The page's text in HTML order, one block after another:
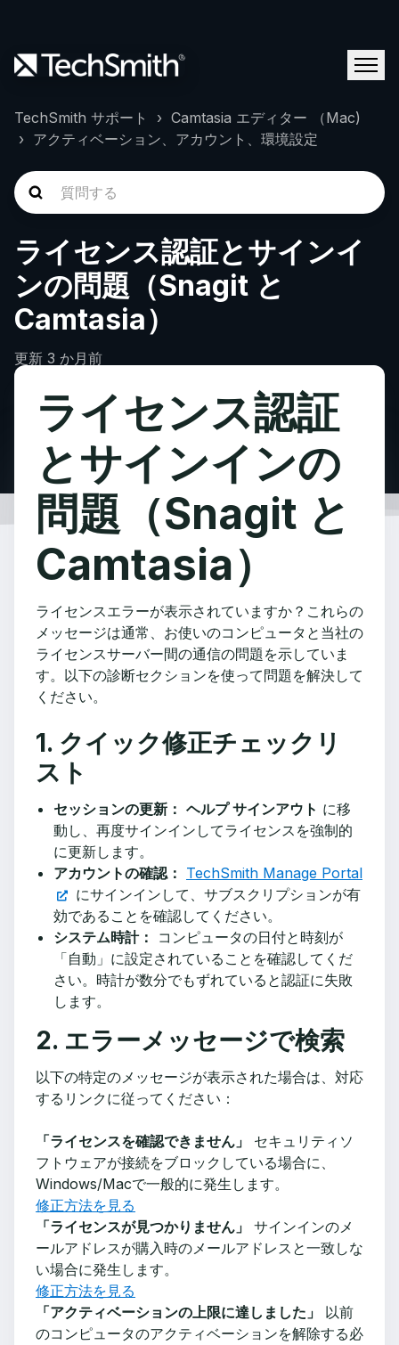
TechSmith サポート
Camtasia エディター （Mac)
アクティベーション、アカウント、環境設定
ライセンス認証とサインイ
ンの問題（Snagit と
Camtasia）
更新 3 か月前
ライセンス認証
とサインインの
問題（Snagit と
Camtasia）
ライセンスエラーが表示されていますか？これらの
メッセージは通常、お使いのコンピュータと当社の
ライセンスサーバー間の通信の問題を示していま
す。以下の診断セクションを使って問題を解決して
ください。
1. クイック修正チェックリ
スト
セッションの更新： ヘルプ サインアウト に移
動し、再度サインインしてライセンスを強制的
に更新します。
アカウントの確認： TechSmith Manage Portal
にサインインして、サブスクリプションが有
効であることを確認してください。
システム時計：
コンピュータの日付と時刻が
「自動」に設定されていることを確認してくだ
さい。時計が数分でもずれていると認証に失敗
します。
2. エラーメッセージで検索
以下の特定のメッセージが表示された場合は、対応
するリンクに従ってください：
「ライセンスを確認できません」
セキュリティソ
フトウェアが接続をブロックしている場合に、
Windows/Macで一般的に発生します。
修正方法を見る
「ライセンスが見つかりません」
サインインのメ
ールアドレスが購入時のメールアドレスと一致しな
い場合に発生します。
修正方法を見る
「アクティベーションの上限に達しました」
以前
のコンピュータのアクティベーションを解除する必